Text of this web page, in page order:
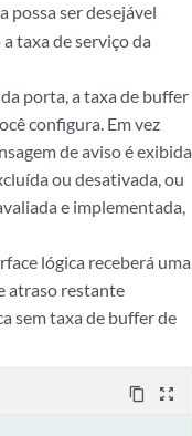
possa ser desejável
taxa de serviço da
porta, a taxa de buffer
configura. Em vez
de aviso é exibida
ou desativada, ou
e implementada,
lógica receberá uma
atraso restante
sem taxa de buffer de
content_copy zoom_out_map